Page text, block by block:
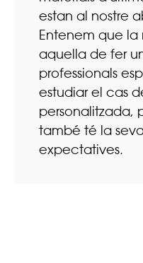
estan al nostre
Entenem que la
aquella de fer
professionals
estudiar el cas
personalitzada,
també té la
expectatives.